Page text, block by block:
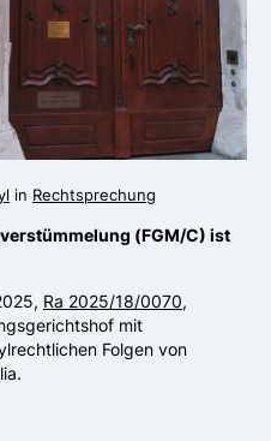
in Rechtsprechung
(FGM/C) ist
Ra 2025/18/0070,
mit
Folgen von